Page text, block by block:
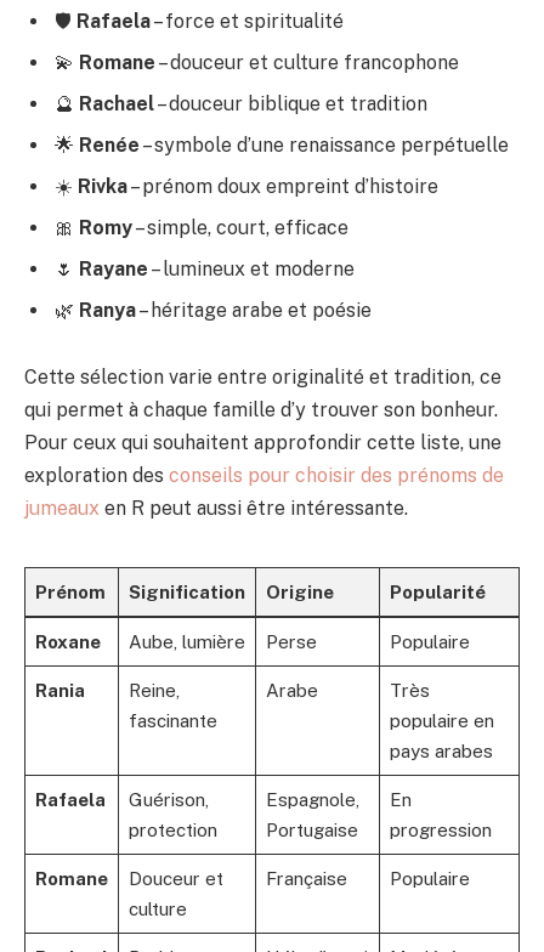
🛡️ Rafaela– force et spiritualité
💫 Romane – douceur et culture francophone
🔮 Rachael– douceur biblique et tradition
🌟 Renée – symbole d’une renaissance perpétuelle
☀️ Rivka– prénom doux empreint d’histoire
🎀 Romy– simple, court, efficace
🌷 Rayane – lumineux et moderne
🌿 Ranya– héritage arabe et poésie
Cette sélection varie entre originalité et tradition, ce
qui permet à chaque famille d’y trouver son bonheur.
Pour ceux qui souhaitent approfondir cette liste, une
exploration des conseils pour choisir des prénoms de
jumeaux en R peut aussi être intéressante.
Prénom Signification Origine Popularité
Roxane Aube, lumière Perse Populaire
Rania
Reine,
fascinante
Arabe
Très
populaire en
pays arabes
Rafaela
Guérison,
protection
Espagnole,
Portugaise
En
progression
Romane
Douceur et
culture
Française Populaire